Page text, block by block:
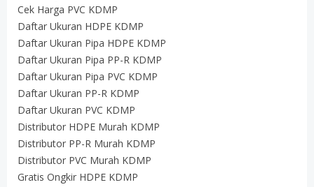
Cek Harga PVC KDMP
Daftar Ukuran HDPE KDMP
Daftar Ukuran Pipa HDPE KDMP
Daftar Ukuran Pipa PP-R KDMP
Daftar Ukuran Pipa PVC KDMP
Daftar Ukuran PP-R KDMP
Daftar Ukuran PVC KDMP
Distributor HDPE Murah KDMP
Distributor PP-R Murah KDMP
Distributor PVC Murah KDMP
Gratis Ongkir HDPE KDMP